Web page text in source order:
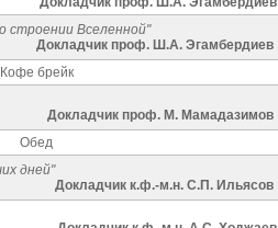
строении Вселенной"
Докладчик проф. Ш.А. Эгамбердиев
Кофе брейк
Докладчик проф. M. Maмaдазимов
Обед
дней"
Докладчик к.ф.-м.н. С.П. Ильясов